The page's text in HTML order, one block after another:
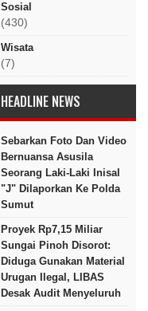
Sosial
(430)
Wisata
(7)
HEADLINE NEWS
Sebarkan Foto Dan Video
Bernuansa Asusila
Seorang Laki-Laki Inisal
"J" Dilaporkan Ke Polda
Sumut
Proyek Rp7,15 Miliar
Sungai Pinoh Disorot:
Diduga Gunakan Material
Urugan Ilegal, LIBAS
Desak Audit Menyeluruh